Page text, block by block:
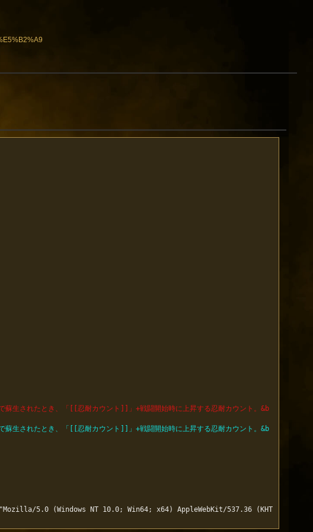
生されたとき、「[[忍耐カウント]]」+戦闘開始時に上昇する忍耐カウント。&b
生されたとき、「[[忍耐カウント]]」+戦闘開始時に上昇する忍耐カウント。&b
5.0 (Windows NT 10.0; Win64; x64) AppleWebKit/537.36 (KHT